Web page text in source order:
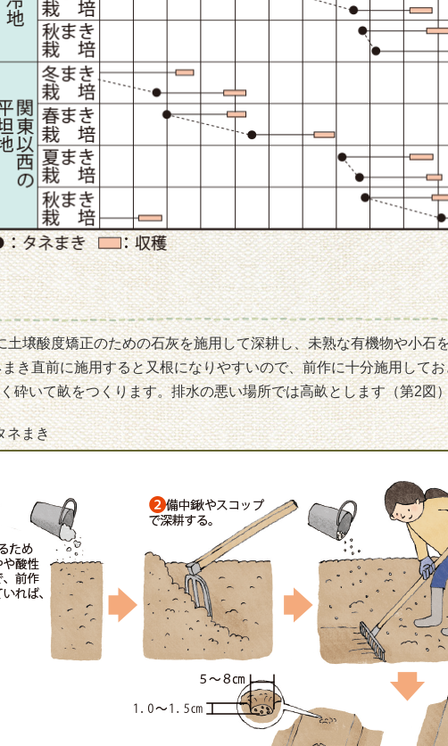
土壌酸度矯正のための石灰を施用して深耕し、未熟な有機物や小石
き直前に施用すると又根になりやすいので、前作に十分施用して
砕いて畝をつくります。排水の悪い場所では高畝とします（第2図
ネまき